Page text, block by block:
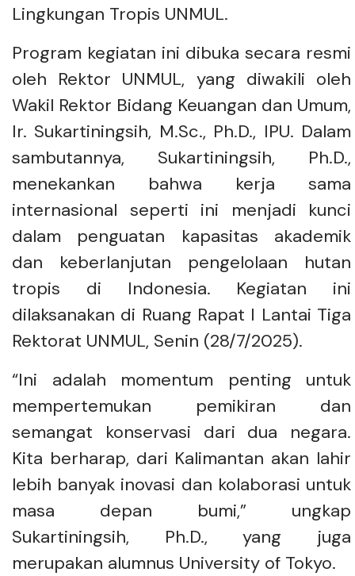
Lingkungan Tropis UNMUL.
Program kegiatan ini dibuka secara resmi
oleh Rektor UNMUL, yang diwakili oleh
Wakil Rektor Bidang Keuangan dan Umum,
Ir. Sukartiningsih, M.Sc., Ph.D., IPU. Dalam
sambutannya, Sukartiningsih, Ph.D.,
menekankan bahwa kerja sama
internasional seperti ini menjadi kunci
dalam penguatan kapasitas akademik
dan keberlanjutan pengelolaan hutan
tropis di Indonesia. Kegiatan ini
dilaksanakan di Ruang Rapat I Lantai Tiga
Rektorat UNMUL, Senin (28/7/2025).
“Ini adalah momentum penting untuk
mempertemukan pemikiran dan
semangat konservasi dari dua negara.
Kita berharap, dari Kalimantan akan lahir
lebih banyak inovasi dan kolaborasi untuk
masa depan bumi,” ungkap
Sukartiningsih, Ph.D., yang juga
merupakan alumnus University of Tokyo.